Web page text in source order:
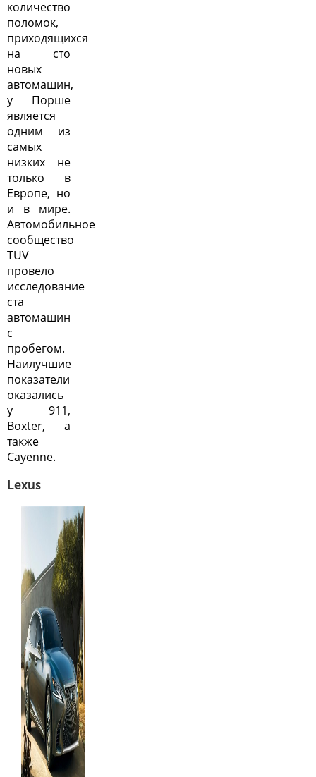
количество
поломок,
приходящихся
на сто
новых
автомашин,
у Порше
является
одним из
самых
низких не
только в
Европе, но
и в мире.
Автомобильное
сообщество
TUV
провело
исследование
ста
автомашин
с
пробегом.
Наилучшие
показатели
оказались
у 911,
Boxter, а
также
Cayenne.
Lexus